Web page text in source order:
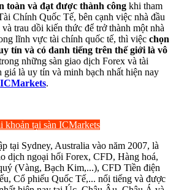
toàn và đạt được thành công khi tham
Chính Quốc Tế, bên cạnh việc nhà đầu
trau dồi kiến thức để trở thành một nhà
lĩnh vực tài chính quốc tế, thì việc chọn
tín và có danh tiếng trên thế giới là vô
những sàn giao dịch Forex và tài
giá là uy tín và minh bạch nhất hiện nay
ICMarkets.
khoản tại sàn ICMarkets
tại Sydney, Australia vào năm 2007, là
dịch ngoại hối Forex, CFD, Hàng hoá,
(Vàng, Bạch Kim,...), CFD Tiền điện
Cổ phiếu Quốc Tế,... nổi tiếng và được